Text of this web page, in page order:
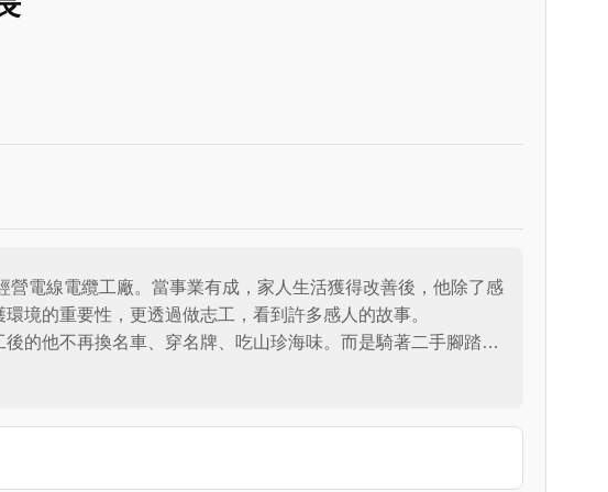
電線電纜工廠。當事業有成，家人生活獲得改善後，他除了感
境的重要性，更透過做志工，看到許多感人的故事。
的他不再換名車、穿名牌、吃山珍海味。而是騎著二手腳踏